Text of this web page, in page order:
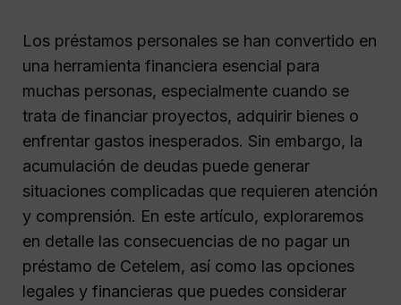
Los préstamos personales se han convertido en
una herramienta financiera esencial para
muchas personas, especialmente cuando se
trata de financiar proyectos, adquirir bienes o
enfrentar gastos inesperados. Sin embargo, la
acumulación de deudas puede generar
situaciones complicadas que requieren atención
y comprensión. En este artículo, exploraremos
en detalle las consecuencias de no pagar un
préstamo de Cetelem, así como las opciones
legales y financieras que puedes considerar